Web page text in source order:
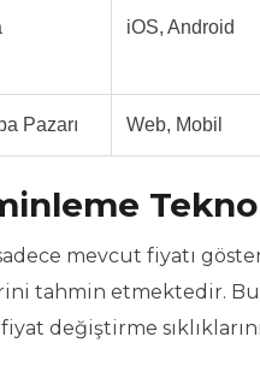
iOS, Android
Pazarı Web, Mobil
mevcut fiyatı
tahmin etmektedir.
değiştirme